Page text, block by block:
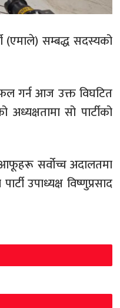
(एमाले) सम्बद्ध सदस्यको
गर्न आज उक्त विघटित
सो पार्टीको
सर्वोच्च अदालतमा
उपाध्यक्ष विष्णुप्रसाद